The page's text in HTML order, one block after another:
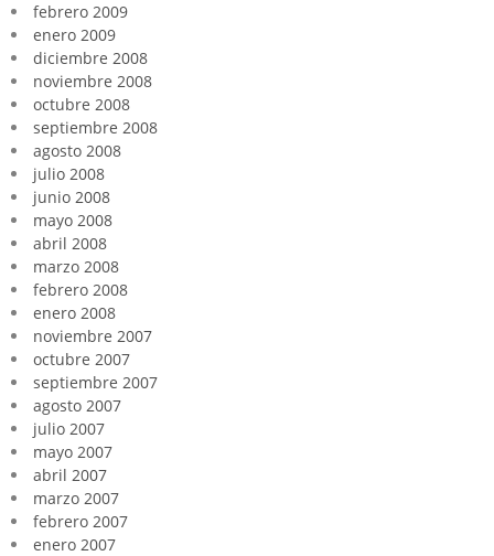
febrero 2009
enero 2009
diciembre 2008
noviembre 2008
octubre 2008
septiembre 2008
agosto 2008
julio 2008
junio 2008
mayo 2008
abril 2008
marzo 2008
febrero 2008
enero 2008
noviembre 2007
octubre 2007
septiembre 2007
agosto 2007
julio 2007
mayo 2007
abril 2007
marzo 2007
febrero 2007
enero 2007